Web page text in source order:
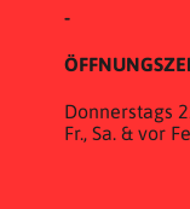
-
Donnerstags
Fr., Sa. & vor